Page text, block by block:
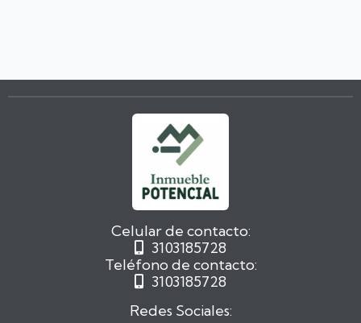
Celular de contacto:

3103185728
Teléfono de contacto:

3103185728
Redes Sociales: